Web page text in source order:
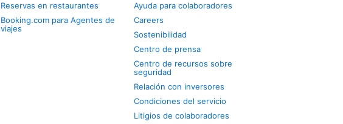
Reservas en restaurantes
Booking.com para Agentes de
viajes
Ayuda para colaboradores
Careers
Sostenibilidad
Centro de prensa
Centro de recursos sobre
seguridad
Relación con inversores
Condiciones del servicio
Litigios de colaboradores